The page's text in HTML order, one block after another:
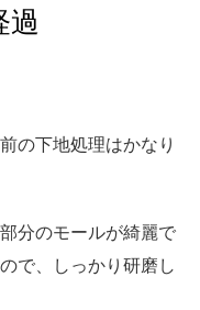
過
の下地処理はかなり
分のモールが綺麗で
で、しっかり研磨し